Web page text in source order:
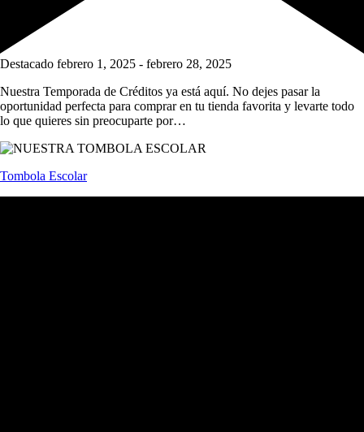
Destacado febrero 1, 2025 - febrero 28, 2025
Nuestra Temporada de Créditos ya está aquí. No dejes pasar la
oportunidad perfecta para comprar en tu tienda favorita y levarte todo
lo que quieres sin preocuparte por…
Tombola Escolar